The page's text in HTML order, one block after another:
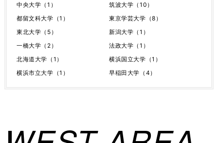
中央大学（1）
筑波大学（10）
都留文科大学（1）
東京学芸大学（8）
東北大学（5）
新潟大学（1）
一橋大学（2）
法政大学（1）
北海道大学（1）
横浜国立大学（1）
横浜市立大学（1）
早稲田大学（4）